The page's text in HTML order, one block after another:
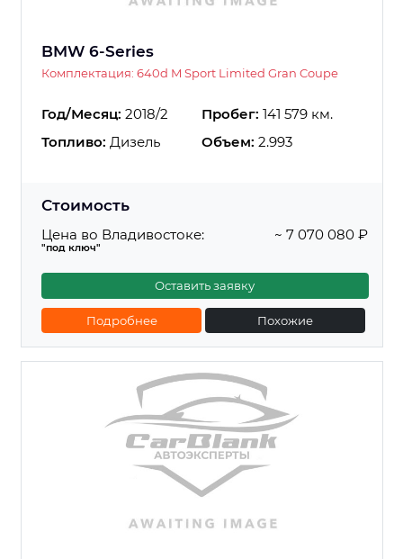
BMW 6-Series
Комплектация: 640d M Sport Limited Gran Coupe
Год/Месяц: 2018/2 Пробег: 141 579 км.
Топливо: Дизель Объем: 2.993
Стоимость
Цена во Владивостоке:
"под ключ"
~ 7 070 080 ₽
Оставить заявку
Подробнее Похожие